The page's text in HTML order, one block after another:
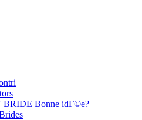
Bonne idГ©e?